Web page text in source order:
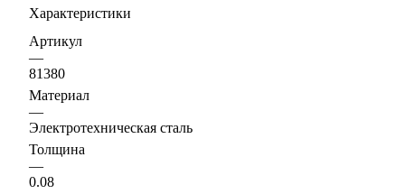
Характеристики
Артикул
—
81380
Материал
—
Электротехническая сталь
Толщина
—
0.08